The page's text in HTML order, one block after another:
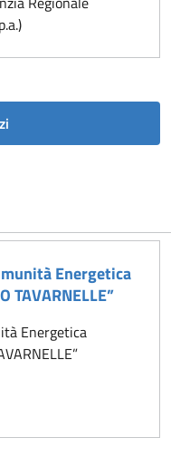
Energetica
TAVARNELLE”
Energetica